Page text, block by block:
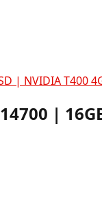
| NVIDIA T400
|